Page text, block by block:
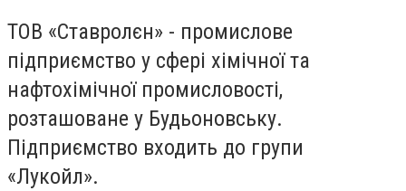
ТОВ «Ставролєн» - промислове
підприємство у сфері хімічної та
нафтохімічної промисловості,
розташоване у Будьоновську.
Підприємство входить до групи
«Лукойл».